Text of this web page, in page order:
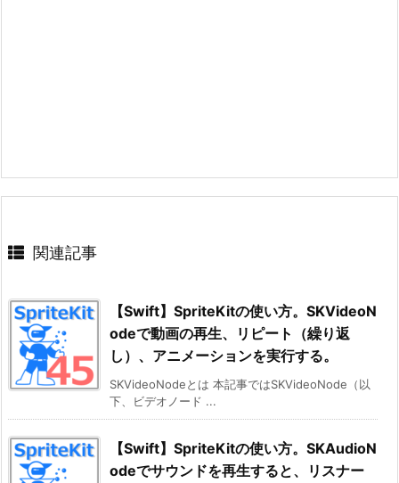
関連記事
【Swift】SpriteKitの使い方。SKVideoN
odeで動画の再生、リピート（繰り返
し）、アニメーションを実行する。
SKVideoNodeとは 本記事ではSKVideoNode（以
下、ビデオノード ...
【Swift】SpriteKitの使い方。SKAudioN
odeでサウンドを再生すると、リスナー